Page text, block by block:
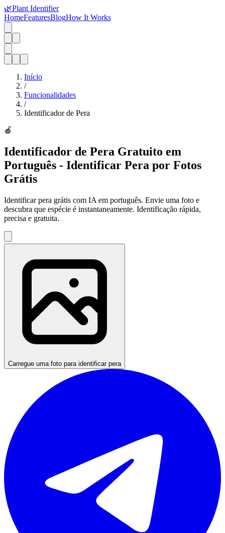
🌿Plant Identifier
HomeFeaturesBlogHow It Works
Início
/
Funcionalidades
/
Identificador de Pera
🍎
Identificador de Pera Gratuito em
Português - Identificar Pera por Fotos
Grátis
Identificar pera grátis com IA em português. Envie uma foto e
descubra que espécie é instantaneamente. Identificação rápida,
precisa e gratuita.
Carregue uma foto para identificar pera